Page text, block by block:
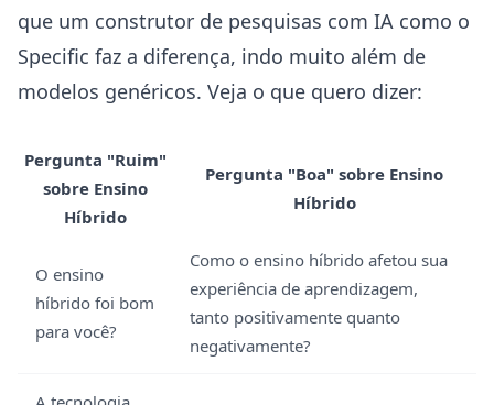
que um construtor de pesquisas com IA como o
Specific faz a diferença, indo muito além de
modelos genéricos. Veja o que quero dizer:
Pergunta "Ruim"
sobre Ensino
Híbrido
Pergunta "Boa" sobre Ensino
Híbrido
O ensino
híbrido foi bom
para você?
Como o ensino híbrido afetou sua
experiência de aprendizagem,
tanto positivamente quanto
negativamente?